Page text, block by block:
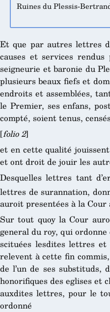
Ruines du Plessis-
Et que par autres lettres
causes et services
seigneurie et baronie du
plusieurs beaux fiefs et
endroits et assemblées,
le Premier, ses enfans,
compté, soient tenus,
[folio 2]
et en cette qualité
et ont droit de jouir les
Desquelles lettres tant
lettres de surannation,
auroit presentées à la Cour
Sur tout quoy la Cour
general du roy, qui ordonne
scituées lesdites lettres
relevent à cette fin
de l’un de ses substituds,
honorifiques des eglises et
auxdites lettres, pour le
ordonné